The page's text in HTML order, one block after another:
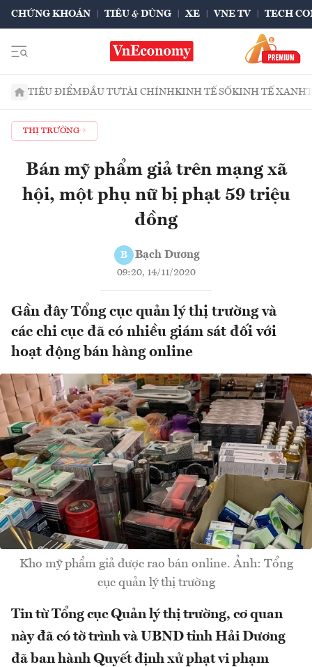
CHỨNG KHOÁN TIÊU & DÙNG XE VNE TV TECH
TIÊU ĐIỂMĐẦU TƯTÀI CHÍNHKINH TẾ SỐKINH TẾ XANH
THỊ TRƯỜNG
Bán mỹ phẩm giả trên mạng xã
hội, một phụ nữ bị phạt 59 triệu
đồng
B Bạch Dương
09:20, 14/11/2020
Gần đây Tổng cục quản lý thị trường và
các chi cục đã có nhiều giám sát đối với
hoạt động bán hàng online
Kho mỹ phẩm giả được rao bán online. Ảnh: Tổng
cục quản lý thị trường
Tin từ Tổng cục Quản lý thị trường, cơ quan
này đã có tờ trình và UBND tỉnh Hải Dương
đã ban hành Quyết định xử phạt vi phạm